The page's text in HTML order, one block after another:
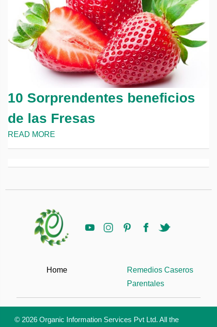
10 Sorprendentes beneficios
de las Fresas
READ MORE
Home
Remedios Caseros
Parentales
© 2026 Organic Information Services Pvt Ltd. All the